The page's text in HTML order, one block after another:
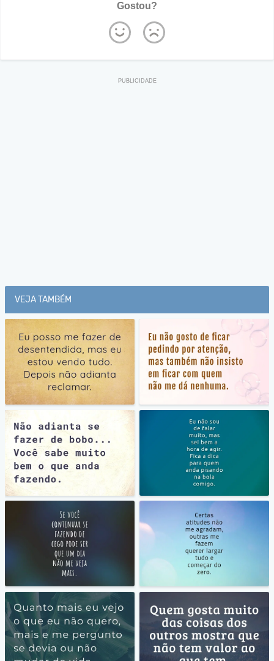
Gostou?
VEJA TAMBÉM